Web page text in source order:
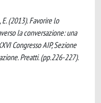
E. (2013). Favorire lo
la conversazione: una
Congresso AIP, Sezione
Preatti. (pp.226-227).